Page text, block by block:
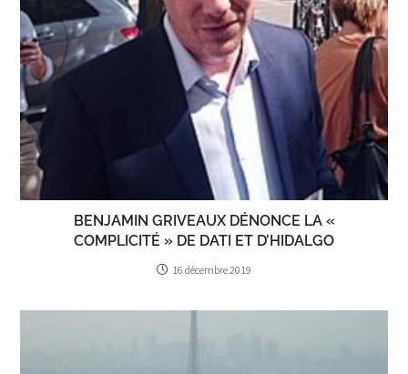
BENJAMIN GRIVEAUX DÉNONCE LA «
COMPLICITÉ » DE DATI ET D’HIDALGO
16 décembre 2019